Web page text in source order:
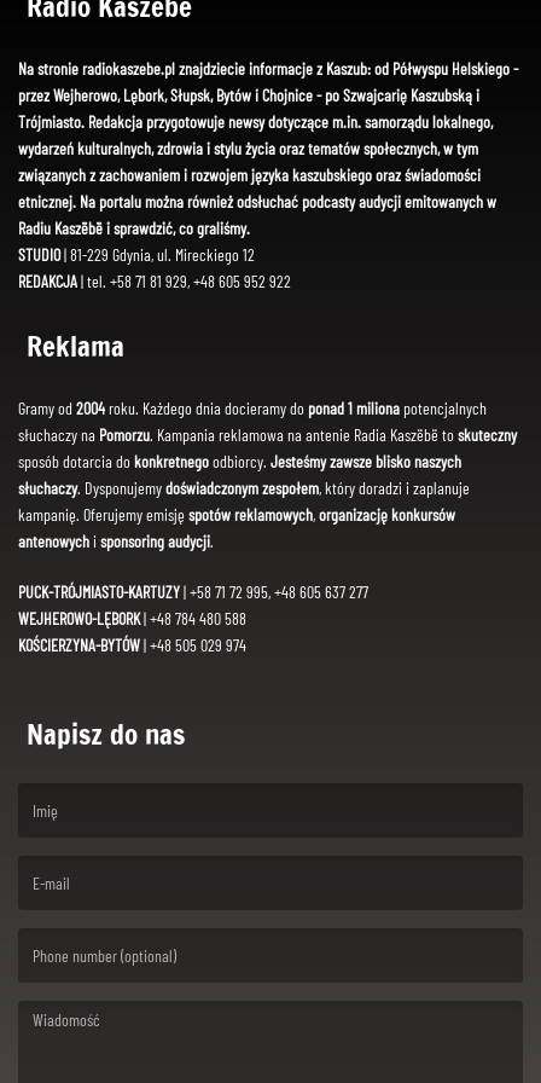
Na stronie radiokaszebe.pl znajdziecie informacje z Kaszub: od Półwyspu Helskiego -
przez Wejherowo, Lębork, Słupsk, Bytów i Chojnice - po Szwajcarię Kaszubską i
Trójmiasto. Redakcja przygotowuje newsy dotyczące m.in. samorządu lokalnego,
wydarzeń kulturalnych, zdrowia i stylu życia oraz tematów społecznych, w tym
związanych z zachowaniem i rozwojem języka kaszubskiego oraz świadomości
etnicznej. Na portalu można również odsłuchać podcasty audycji emitowanych w
Radiu Kaszëbë i sprawdzić, co graliśmy.
STUDIO| 81-229 Gdynia, ul. Mireckiego 12
REDAKCJA| tel. +58 71 81 929, +48 605 952 922
Reklama
Gramy od 2004roku. Każdego dnia docieramy do ponad 1 miliona potencjalnych
słuchaczy na Pomorzu. Kampania reklamowa na antenie Radia Kaszëbë toskuteczny
sposób dotarcia dokonkretnegoodbiorcy. Jesteśmy zawsze blisko naszych
słuchaczy. Dysponujemydoświadczonym zespołem, który doradzi i zaplanuje
kampanię. Oferujemy emisję spotów reklamowych,organizację konkursów
antenowychi sponsoring audycji.
PUCK-TRÓJMIASTO-KARTUZY| +58 71 72 995, +48 605 637 277
WEJHEROWO-LĘBORK| +48 784 480 588
KOŚCIERZYNA-BYTÓW| +48 505 029 974
Napisz do nas